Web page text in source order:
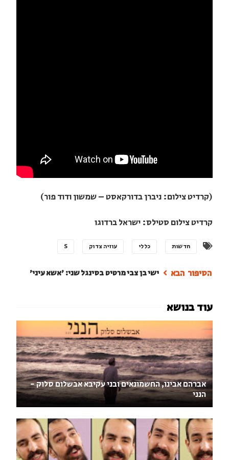
(קרדיט צילום: ניברן בדורקאסט – שמשון ודוד פור)
קרדיט צילום סטילס: ישראל ברדוגו
חדשות כללי עוזיה צדוק S
ישי בן צבי מרטיט בסינגל שני: 'אשא עיני'
אברהם אבינו, החשמונאים ובני עקיבא אבשלום סלוק -
הנני